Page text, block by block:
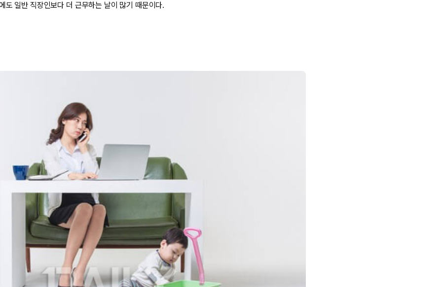
도 일반 직장인보다 더 근무하는 날이 많기 때문이다.